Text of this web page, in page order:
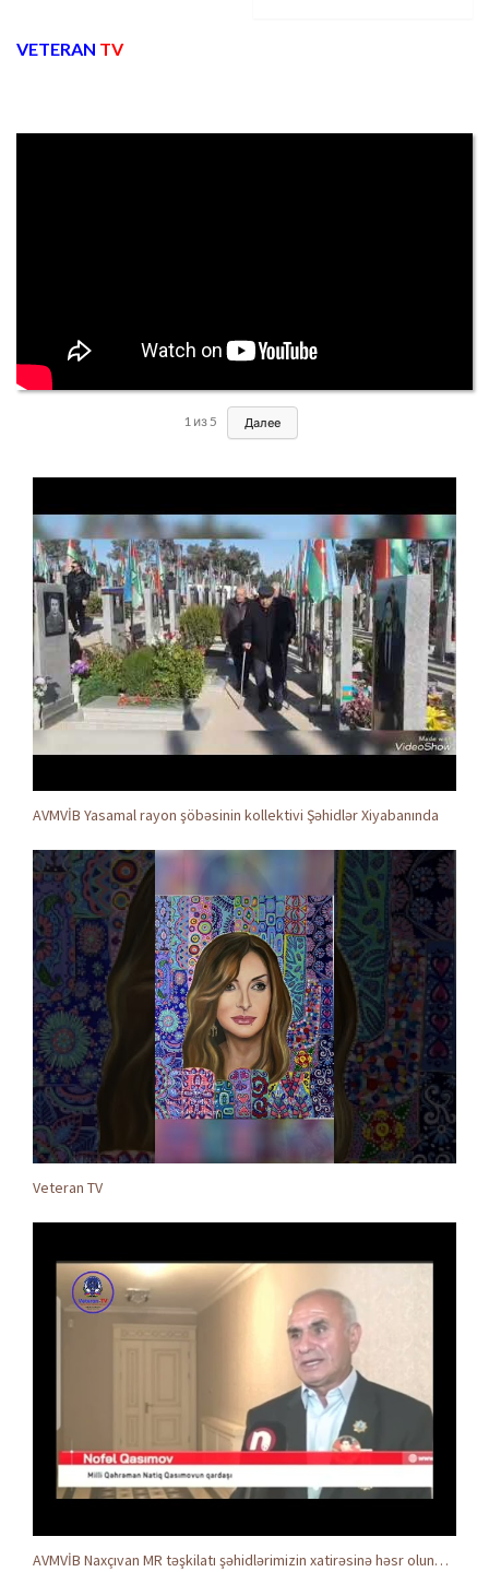
VETERAN TV
1 из5 Далее
AVMVİB Yasamal rayon şöbəsinin kollektivi Şəhidlər Xiyabanında
Veteran TV
AVMVİB Naxçıvan MR təşkilatı şəhidlərimizin xatirəsinə həsr olunmuş tədbir keçirdi